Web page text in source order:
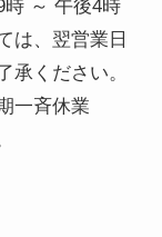
～ 午後4時
は、翌営業日
承ください。
一斉休業